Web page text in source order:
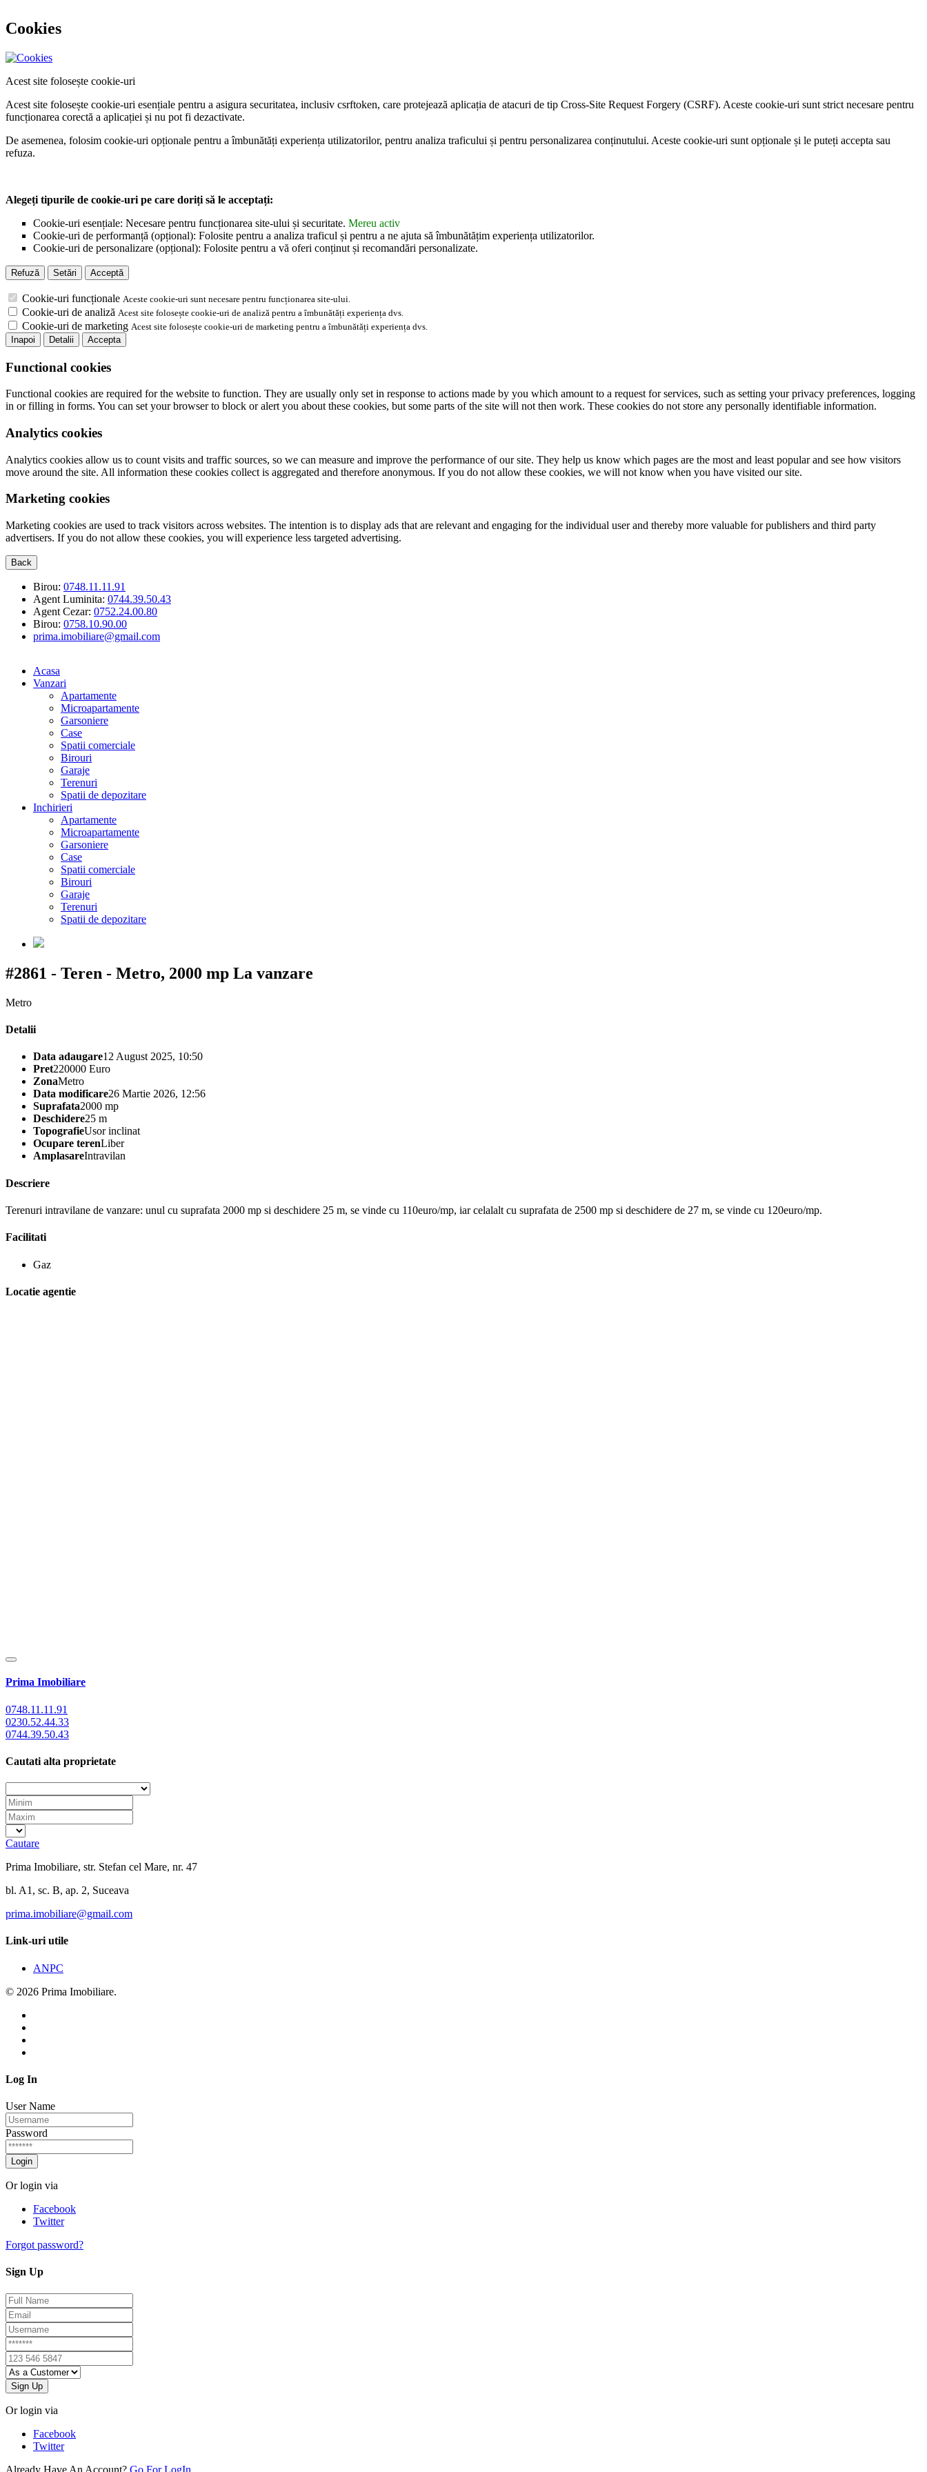
Cookies
Acest site folosește cookie-uri
Acest site folosește cookie-uri esențiale pentru a asigura securitatea, inclusiv csrftoken, care protejează aplicația de atacuri de tip Cross-Site Request Forgery (CSRF). Aceste cookie-uri sunt strict necesare pentru
funcționarea corectă a aplicației și nu pot fi dezactivate.
De asemenea, folosim cookie-uri opționale pentru a îmbunătăți experiența utilizatorilor, pentru analiza traficului și pentru personalizarea conținutului. Aceste cookie-uri sunt opționale și le puteți accepta sau
refuza.
Alegeți tipurile de cookie-uri pe care doriți să le acceptați:
Cookie-uri esențiale: Necesare pentru funcționarea site-ului și securitate. Mereu activ
Cookie-uri de performanță (opțional): Folosite pentru a analiza traficul și pentru a ne ajuta să îmbunătățim experiența utilizatorilor.
Cookie-uri de personalizare (opțional): Folosite pentru a vă oferi conținut și recomandări personalizate.
Refuză Setări Acceptă
Cookie-uri funcționale Aceste cookie-uri sunt necesare pentru funcționarea site-ului.
Cookie-uri de analiză Acest site folosește cookie-uri de analiză pentru a îmbunătăți experiența dvs.
Cookie-uri de marketing Acest site folosește cookie-uri de marketing pentru a îmbunătăți experiența dvs.
Inapoi
Detalii Accepta
Functional cookies
Functional cookies are required for the website to function. They are usually only set in response to actions made by you which amount to a request for services, such as setting your privacy preferences, logging
in or filling in forms. You can set your browser to block or alert you about these cookies, but some parts of the site will not then work. These cookies do not store any personally identifiable information.
Analytics cookies
Analytics cookies allow us to count visits and traffic sources, so we can measure and improve the performance of our site. They help us know which pages are the most and least popular and see how visitors
move around the site. All information these cookies collect is aggregated and therefore anonymous. If you do not allow these cookies, we will not know when you have visited our site.
Marketing cookies
Marketing cookies are used to track visitors across websites. The intention is to display ads that are relevant and engaging for the individual user and thereby more valuable for publishers and third party
advertisers. If you do not allow these cookies, you will experience less targeted advertising.
Back
Birou: 0748.11.11.91
Agent Luminita: 0744.39.50.43
Agent Cezar: 0752.24.00.80
Birou: 0758.10.90.00
prima.imobiliare@gmail.com
Acasa
Vanzari
Apartamente
Microapartamente
Garsoniere
Case
Spatii comerciale
Birouri
Garaje
Terenuri
Spatii de depozitare
Inchirieri
Apartamente
Microapartamente
Garsoniere
Case
Spatii comerciale
Birouri
Garaje
Terenuri
Spatii de depozitare
#2861 - Teren - Metro, 2000 mp La vanzare
Metro
Detalii
Data adaugare12 August 2025, 10:50
Pret220000 Euro
ZonaMetro
Data modificare26 Martie 2026, 12:56
Suprafata2000 mp
Deschidere25 m
TopografieUsor inclinat
Ocupare terenLiber
AmplasareIntravilan
Descriere
Terenuri intravilane de vanzare: unul cu suprafata 2000 mp si deschidere 25 m, se vinde cu 110euro/mp, iar celalalt cu suprafata de 2500 mp si deschidere de 27 m, se vinde cu 120euro/mp.
Facilitati
Gaz
Locatie agentie
Prima Imobiliare
0748.11.11.91
0230.52.44.33
0744.39.50.43
Cautati alta proprietate
Cautare
Prima Imobiliare, str. Stefan cel Mare, nr. 47
bl. A1, sc. B, ap. 2, Suceava
prima.imobiliare@gmail.com
Link-uri utile
ANPC
© 2026 Prima Imobiliare.
Log In
User Name
Password
Login
Or login via
Facebook
Twitter
Forgot password?
Sign Up
Sign Up
Or login via
Facebook
Twitter
Already Have An Account? Go For LogIn